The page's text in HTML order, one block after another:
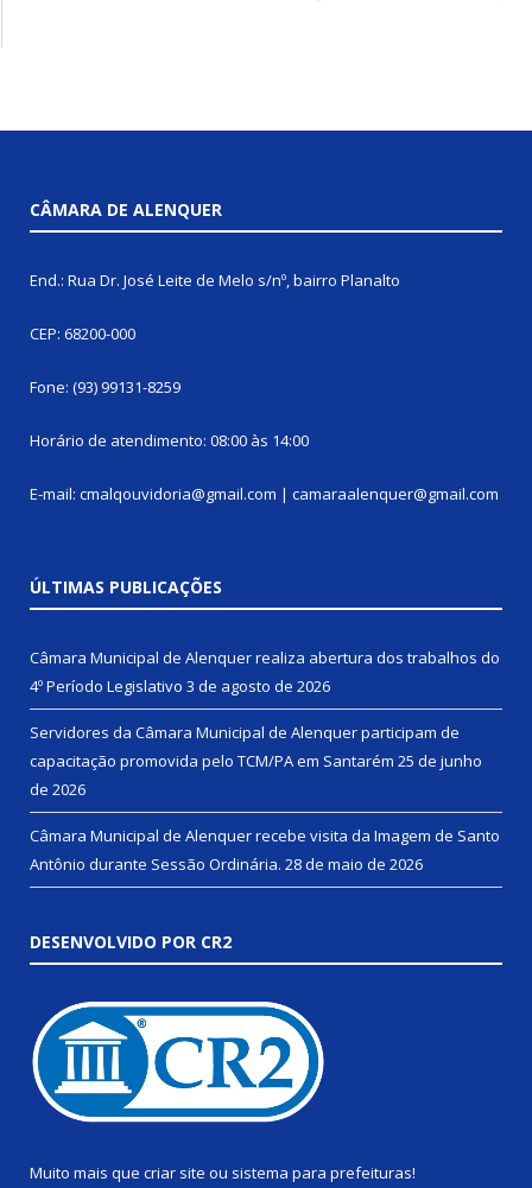
CÂMARA DE ALENQUER
End.: Rua Dr. José Leite de Melo s/nº, bairro Planalto
CEP: 68200-000
Fone: (93) 99131-8259
Horário de atendimento: 08:00 às 14:00
E-mail: cmalqouvidoria@gmail.com | camaraalenquer@gmail.com
ÚLTIMAS PUBLICAÇÕES
Câmara Municipal de Alenquer realiza abertura dos trabalhos do
4º Período Legislativo 3 de agosto de 2026
Servidores da Câmara Municipal de Alenquer participam de
capacitação promovida pelo TCM/PA em Santarém 25 de junho
de 2026
Câmara Municipal de Alenquer recebe visita da Imagem de Santo
Antônio durante Sessão Ordinária. 28 de maio de 2026
DESENVOLVIDO POR CR2
Muito mais que criar site ou sistema para prefeituras!